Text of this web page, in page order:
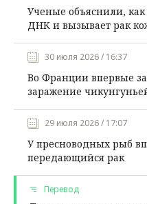
Ученые объяснили,
ДНК и вызывает рак
30 июля 2026 / 16:37
Во Франции впервые
заражение
29 июля 2026 / 17:07
У пресноводных рыб
передающийся рак
Перевод